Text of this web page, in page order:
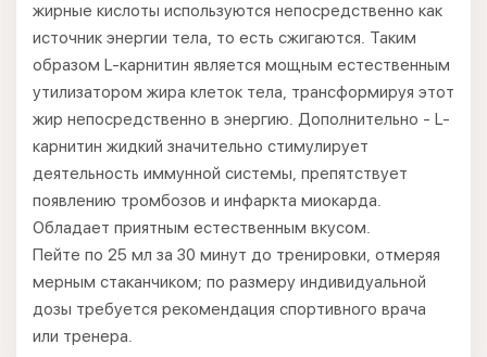
жирные кислоты используются непосредственно как
источник энергии тела, то есть сжигаются. Таким
образом L-карнитин является мощным естественным
утилизатором жира клеток тела, трансформируя этот
жир непосредственно в энергию. Дополнительно - L-
карнитин жидкий значительно стимулирует
деятельность иммунной системы, препятствует
появлению тромбозов и инфаркта миокарда.
Обладает приятным естественным вкусом.
Пейте по 25 мл за 30 минут до тренировки, отмеряя
мерным стаканчиком; по размеру индивидуальной
дозы требуется рекомендация спортивного врача
или тренера.